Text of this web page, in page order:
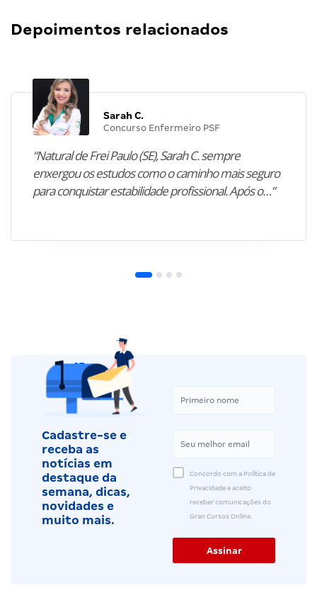
Depoimentos relacionados
Sarah C.
Concurso Enfermeiro PSF
“Natural de Frei Paulo (SE), Sarah C. sempre
enxergou os estudos como o caminho mais seguro
para conquistar estabilidade profissional. Após o…”
Cadastre-se e
receba as
notícias em
destaque da
semana, dicas,
novidades e
muito mais.
Concordo com a Política de
Privacidade e aceito
receber comunicações do
Gran Cursos Online.